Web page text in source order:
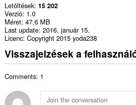
Letöltések 15 202
Verzió 1.0
Méret 47,6 MB
Last update 2016. január 15.
Licenc Copyright 2015 yoda238
Visszajelzések a
Comments: 1